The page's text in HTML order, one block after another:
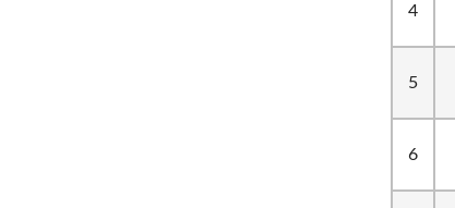
4
5
6